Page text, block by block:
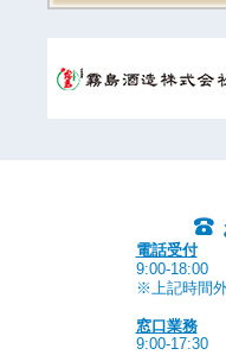
電話受付
9:00-18:00
※上記時間
窓口業務
9:00-17:30